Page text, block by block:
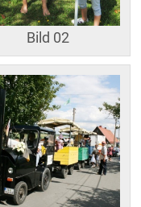
Bild 02